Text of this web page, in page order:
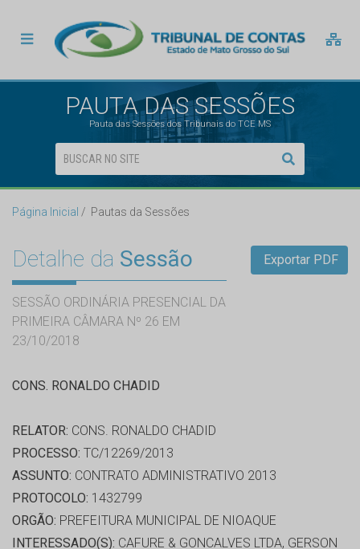
PAUTA DAS SESSÕES
Pauta das Sessões dos Tribunais do TCE MS
Página Inicial Pautas da Sessões
Detalhe da Sessão
SESSÃO ORDINÁRIA PRESENCIAL DA
PRIMEIRA CÂMARA Nº 26 EM
23/10/2018
Exportar PDF
CONS. RONALDO CHADID
RELATOR: CONS. RONALDO CHADID
PROCESSO: TC/12269/2013
ASSUNTO: CONTRATO ADMINISTRATIVO 2013
PROTOCOLO: 1432799
ORGÃO: PREFEITURA MUNICIPAL DE NIOAQUE
INTERESSADO(S): CAFURE & GONCALVES LTDA, GERSON